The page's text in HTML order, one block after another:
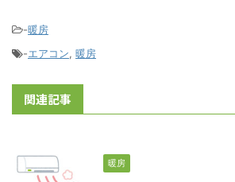
-暖房
-エアコン, 暖房
関連記事
暖房